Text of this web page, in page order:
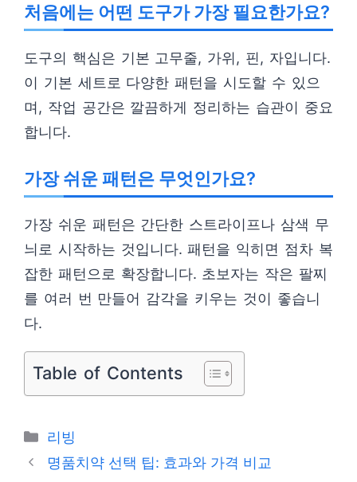
처음에는 어떤 도구가 가장 필요한가요?
도구의 핵심은 기본 고무줄, 가위, 핀, 자입니다.
이 기본 세트로 다양한 패턴을 시도할 수 있으
며, 작업 공간은 깔끔하게 정리하는 습관이 중요
합니다.
가장 쉬운 패턴은 무엇인가요?
가장 쉬운 패턴은 간단한 스트라이프나 삼색 무
늬로 시작하는 것입니다. 패턴을 익히면 점차 복
잡한 패턴으로 확장합니다. 초보자는 작은 팔찌
를 여러 번 만들어 감각을 키우는 것이 좋습니
다.
Table of Contents
카
테
리빙
명품치약 선택 팁: 효과와 가격 비교